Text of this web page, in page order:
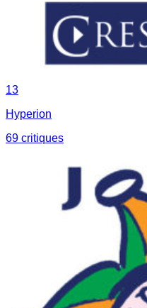
13
Hyperion
69 critiques